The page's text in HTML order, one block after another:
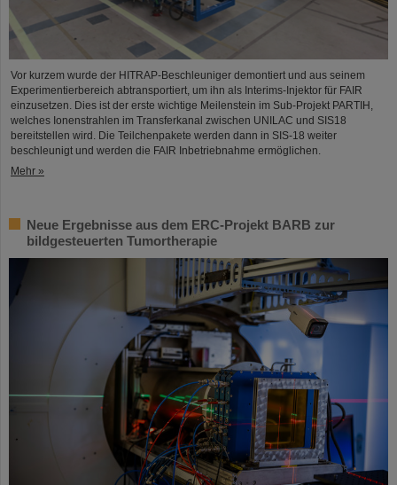
Vor kurzem wurde der HITRAP-Beschleuniger demontiert und aus seinem
Experimentierbereich abtransportiert, um ihn als Interims-Injektor für FAIR
einzusetzen. Dies ist der erste wichtige Meilenstein im Sub-Projekt PARTIH,
welches Ionenstrahlen im Transferkanal zwischen UNILAC und SIS18
bereitstellen wird. Die Teilchenpakete werden dann in SIS-18 weiter
beschleunigt und werden die FAIR Inbetriebnahme ermöglichen.
Mehr »
Neue Ergebnisse aus dem ERC-Projekt BARB zur
bildgesteuerten Tumortherapie